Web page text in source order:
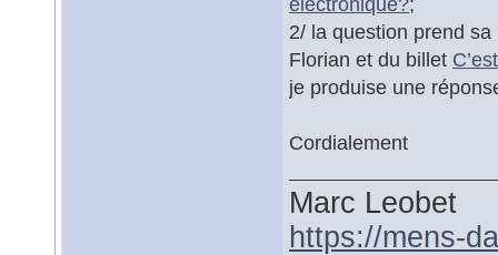
2/ la question prend
Florian et du billet
je produise une
Cordialement
Marc Leobet
https://mens-